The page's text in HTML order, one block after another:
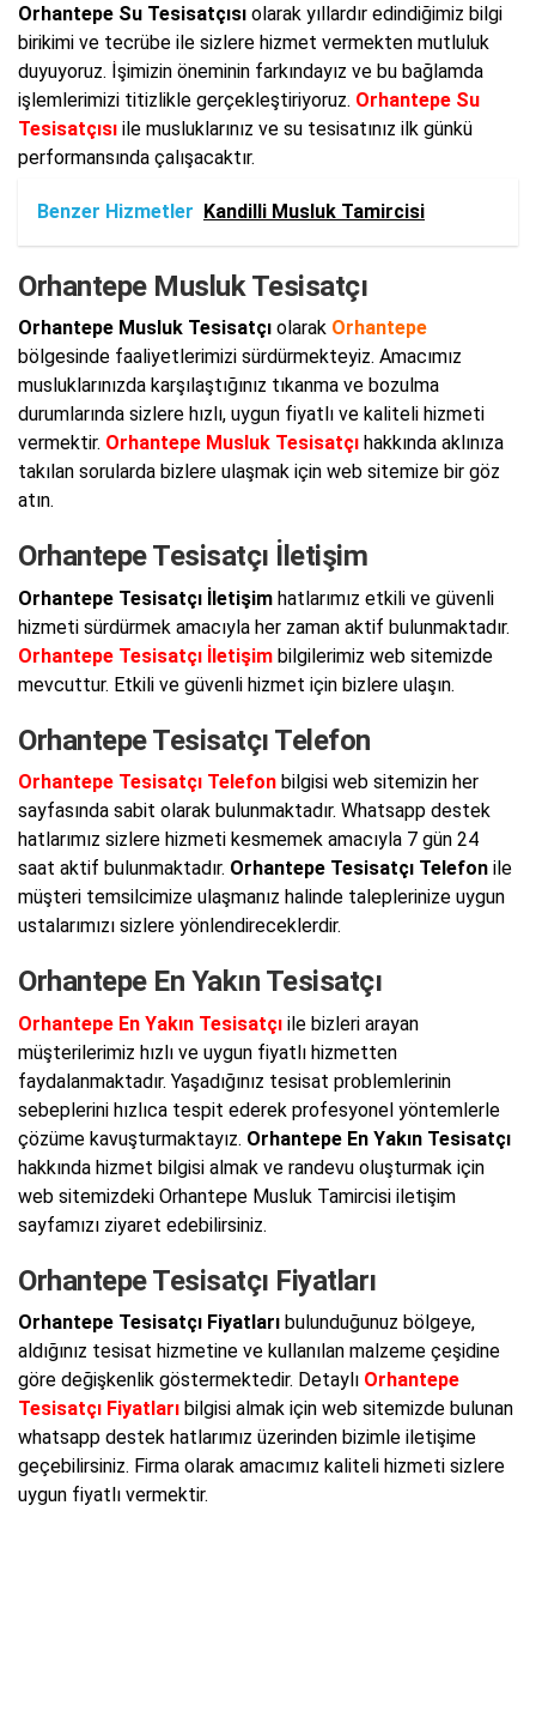
Orhantepe Su Tesisatçısı olarak yıllardır edindiğimiz bilgi
birikimi ve tecrübe ile sizlere hizmet vermekten mutluluk
duyuyoruz. İşimizin öneminin farkındayız ve bu bağlamda
işlemlerimizi titizlikle gerçekleştiriyoruz. Orhantepe Su
Tesisatçısı ile musluklarınız ve su tesisatınız ilk günkü
performansında çalışacaktır.
Benzer Hizmetler Kandilli Musluk Tamircisi
Orhantepe Musluk Tesisatçı
Orhantepe Musluk Tesisatçı olarak Orhantepe
bölgesinde faaliyetlerimizi sürdürmekteyiz. Amacımız
musluklarınızda karşılaştığınız tıkanma ve bozulma
durumlarında sizlere hızlı, uygun fiyatlı ve kaliteli hizmeti
vermektir. Orhantepe Musluk Tesisatçı hakkında aklınıza
takılan sorularda bizlere ulaşmak için web sitemize bir göz
atın.
Orhantepe Tesisatçı İletişim
Orhantepe Tesisatçı İletişim hatlarımız etkili ve güvenli
hizmeti sürdürmek amacıyla her zaman aktif bulunmaktadır.
Orhantepe Tesisatçı İletişim bilgilerimiz web sitemizde
mevcuttur. Etkili ve güvenli hizmet için bizlere ulaşın.
Orhantepe Tesisatçı Telefon
Orhantepe Tesisatçı Telefon bilgisi web sitemizin her
sayfasında sabit olarak bulunmaktadır. Whatsapp destek
hatlarımız sizlere hizmeti kesmemek amacıyla 7 gün 24
saat aktif bulunmaktadır. Orhantepe Tesisatçı Telefon ile
müşteri temsilcimize ulaşmanız halinde taleplerinize uygun
ustalarımızı sizlere yönlendireceklerdir.
Orhantepe En Yakın Tesisatçı
Orhantepe En Yakın Tesisatçı ile bizleri arayan
müşterilerimiz hızlı ve uygun fiyatlı hizmetten
faydalanmaktadır. Yaşadığınız tesisat problemlerinin
sebeplerini hızlıca tespit ederek profesyonel yöntemlerle
çözüme kavuşturmaktayız. Orhantepe En Yakın Tesisatçı
hakkında hizmet bilgisi almak ve randevu oluşturmak için
web sitemizdeki Orhantepe Musluk Tamircisi iletişim
sayfamızı ziyaret edebilirsiniz.
Orhantepe Tesisatçı Fiyatları
Orhantepe Tesisatçı Fiyatları bulunduğunuz bölgeye,
aldığınız tesisat hizmetine ve kullanılan malzeme çeşidine
göre değişkenlik göstermektedir. Detaylı Orhantepe
Tesisatçı Fiyatları bilgisi almak için web sitemizde bulunan
whatsapp destek hatlarımız üzerinden bizimle iletişime
geçebilirsiniz. Firma olarak amacımız kaliteli hizmeti sizlere
uygun fiyatlı vermektir.